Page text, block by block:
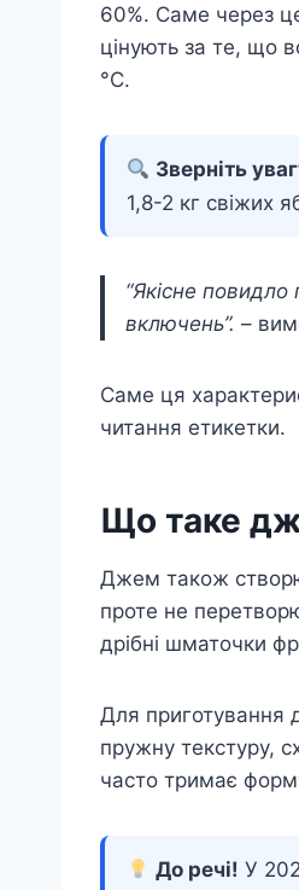
60%. Саме через
цінують за те, що
°C.
Зверніть
1,8-2 кг свіжих
“Якісне повидло
включень”. –
Саме ця
читання етикетки.
Що таке
Джем також
проте не
дрібні шматочки
Для приготування
пружну текстуру,
часто тримає
До речі! У